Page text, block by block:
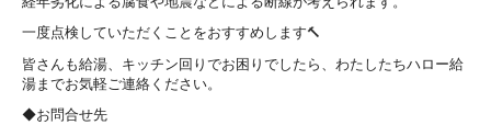
一度点検していただくことをおすすめします🔨
皆さんも給湯、キッチン回りでお困りでしたら、わたしたちハロー給
湯までお気軽ご連絡ください。
◆お問合せ先